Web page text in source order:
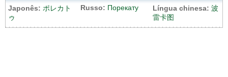
Japonês: ポレカト
ゥ
Russo: Порекату Língua chinesa: 波
雷卡图